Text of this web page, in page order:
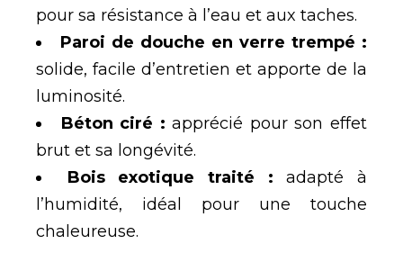
pour sa résistance à l’eau et aux taches.
Paroi de douche en verre trempé :
solide, facile d’entretien et apporte de la
luminosité.
Béton ciré : apprécié pour son effet
brut et sa longévité.
Bois exotique traité : adapté à
l’humidité, idéal pour une touche
chaleureuse.